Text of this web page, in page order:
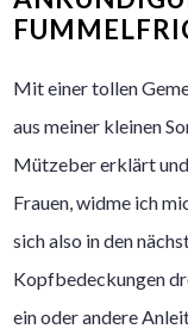
Mit einer tollen
aus meiner kleinen
Mützeber erklärt
Frauen, widme ich
sich also in den
Kopfbedeckungen
ein oder andere